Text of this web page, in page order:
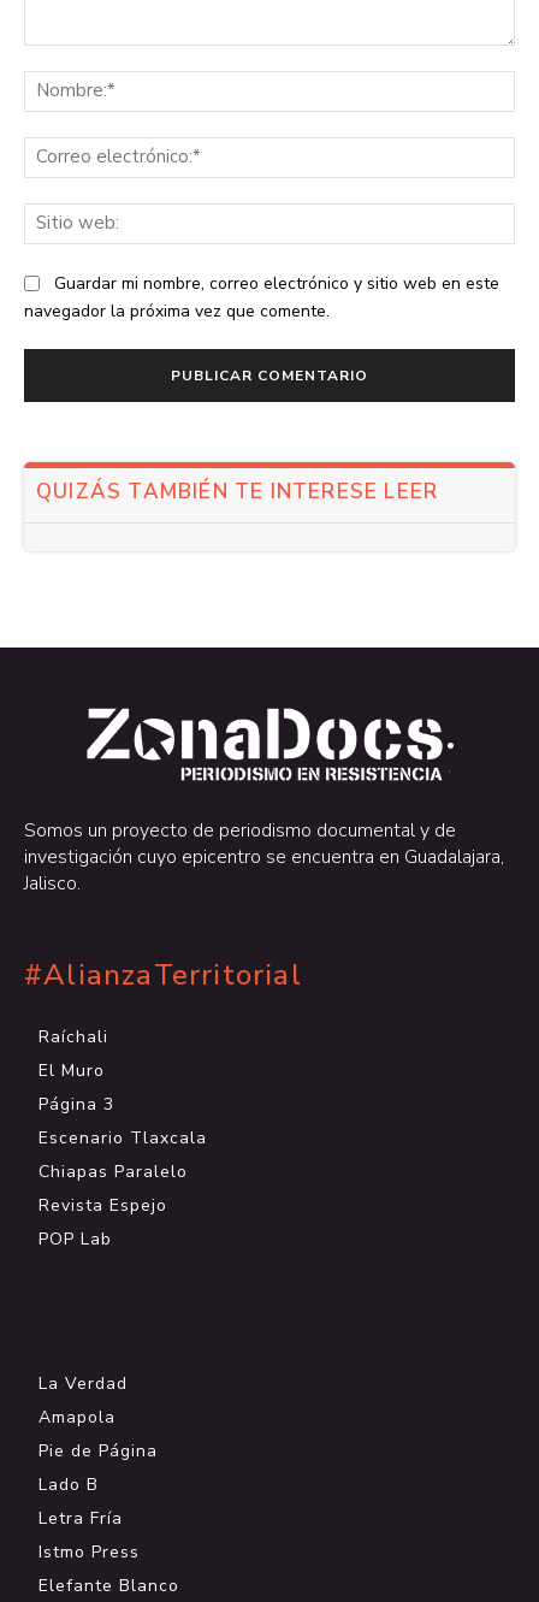
Guardar mi nombre, correo electrónico y sitio web en este
navegador la próxima vez que comente.
QUIZÁS TAMBIÉN TE INTERESE LEER
.
.
Somos un proyecto de periodismo documental y de
investigación cuyo epicentro se encuentra en Guadalajara,
Jalisco.
#AlianzaTerritorial
Raíchali
El Muro
Página 3
Escenario Tlaxcala
Chiapas Paralelo
Revista Espejo
POP Lab
La Verdad
Amapola
Pie de Página
Lado B
Letra Fría
Istmo Press
Elefante Blanco